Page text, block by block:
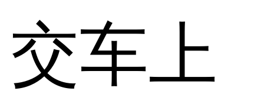
交车上